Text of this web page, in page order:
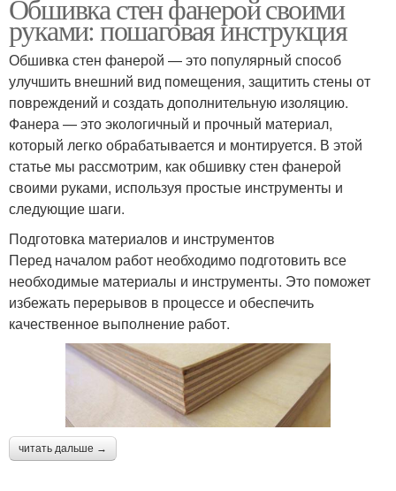
Обшивка стен фанерой своими
руками: пошаговая инструкция
Обшивка стен фанерой — это популярный способ
улучшить внешний вид помещения, защитить стены от
повреждений и создать дополнительную изоляцию.
Фанера — это экологичный и прочный материал,
который легко обрабатывается и монтируется. В этой
статье мы рассмотрим, как обшивку стен фанерой
своими руками, используя простые инструменты и
следующие шаги.
Подготовка материалов и инструментов
Перед началом работ необходимо подготовить все
необходимые материалы и инструменты. Это поможет
избежать перерывов в процессе и обеспечить
качественное выполнение работ.
читать дальше →